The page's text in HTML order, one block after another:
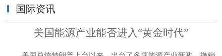
国际资讯
美国能源产业能否进入“黄金时代”